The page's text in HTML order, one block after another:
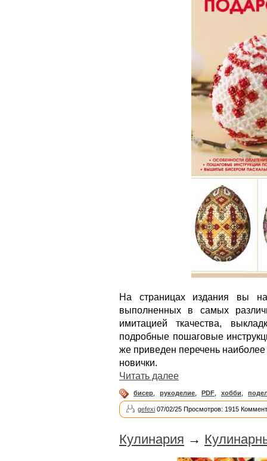
На страницах издания вы
выполненных в самых
имитацией ткачества,
подробные пошаговые
же приведен перечень
новички.
Читать далее
бисер рукоделие PDF хобби
gefexi 07/02/25 Просмотров: 1915
Кулинария →